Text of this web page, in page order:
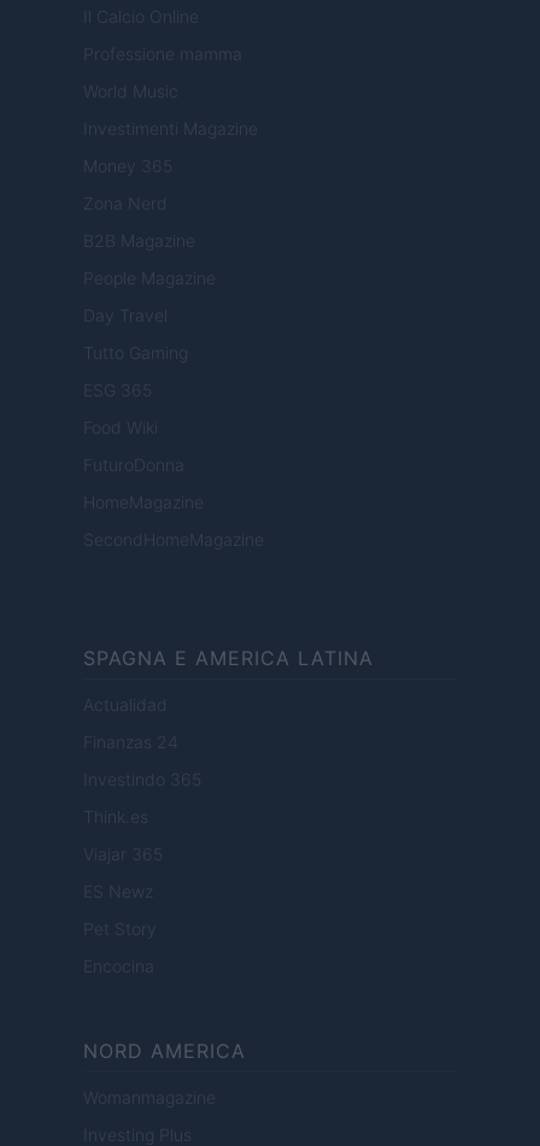
Il Calcio Online
Professione mamma
World Music
Investimenti Magazine
Money 365
Zona Nerd
B2B Magazine
People Magazine
Day Travel
Tutto Gaming
ESG 365
Food Wiki
FuturoDonna
HomeMagazine
SecondHomeMagazine
SPAGNA E AMERICA LATINA
Actualidad
Finanzas 24
Investindo 365
Think.es
Viajar 365
ES Newz
Pet Story
Encocina
NORD AMERICA
Womanmagazine
Investing Plus